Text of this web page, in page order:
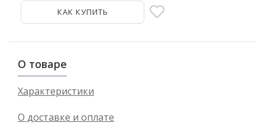
КАК КУПИТЬ
О товаре
Характеристики
О доставке и оплате